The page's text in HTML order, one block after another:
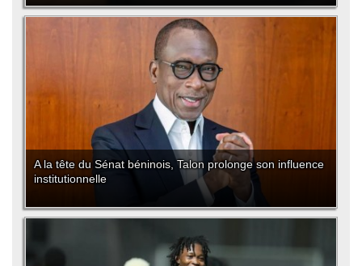
A la tête du Sénat béninois, Talon prolonge son influence
institutionnelle